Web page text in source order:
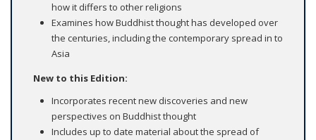
how it differs to other religions
Examines how Buddhist thought has developed over
the centuries, including the contemporary spread in to
Asia
New to this Edition:
Incorporates recent new discoveries and new
perspectives on Buddhist thought
Includes up to date material about the spread of